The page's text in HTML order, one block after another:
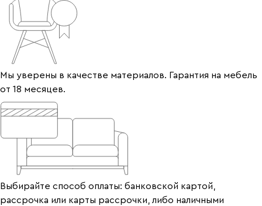
Мы уверены в качестве материалов. Гарантия на мебель
от 18 месяцев.
Выбирайте способ оплаты: банковской картой,
рассрочка или карты рассрочки, либо наличными